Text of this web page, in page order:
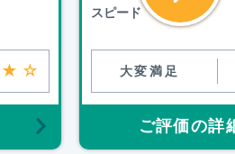
スピード
大変満足
ご評価の詳